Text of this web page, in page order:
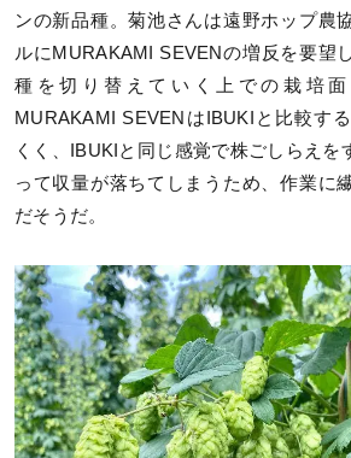
ンの新品種。菊池さんは遠野ホップ農
ルにMURAKAMI SEVENの増反を要望
種を切り替えていく上での栽培面
MURAKAMI SEVENはIBUKIと比較す
くく、IBUKIと同じ感覚で株ごしらえを
って収量が落ちてしまうため、作業に
だそうだ。